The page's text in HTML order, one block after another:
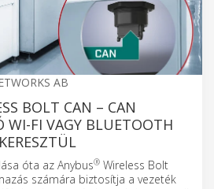
AB
BOLT CAN – CAN
WI-FI VAGY BLUETOOTH
óta az Anybus® Wireless Bolt
számára biztosítja a vezeték